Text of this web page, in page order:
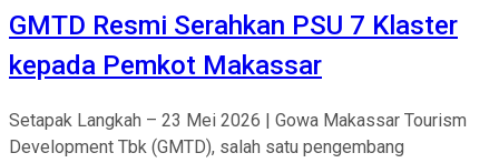
GMTD Resmi Serahkan PSU 7 Klaster
kepada Pemkot Makassar
Setapak Langkah – 23 Mei 2026 | Gowa Makassar Tourism
Development Tbk (GMTD), salah satu pengembang